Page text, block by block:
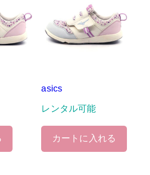
asics
レンタル可能
カートに入れる